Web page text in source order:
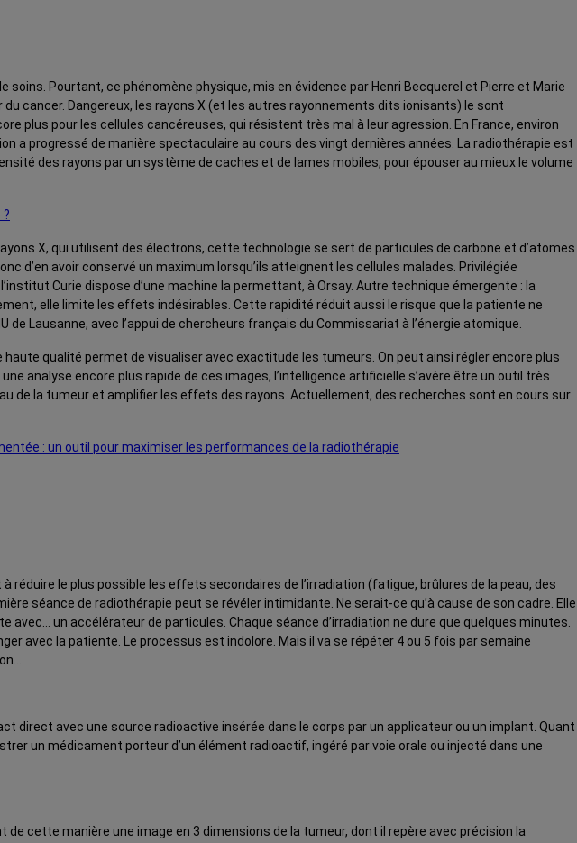
Pourtant, ce phénomène physique, mis en évidence par Henri Becquerel et Pierre et Marie
cancer. Dangereux, les rayons X (et les autres rayonnements dits ionisants) le sont
plus pour les cellules cancéreuses, qui résistent très mal à leur agression. En France, environ
a progressé de manière spectaculaire au cours des vingt dernières années. La radiothérapie est
des rayons par un système de caches et de lames mobiles, pour épouser au mieux le volume
X, qui utilisent des électrons, cette technologie se sert de particules de carbone et d’atomes
d’en avoir conservé un maximum lorsqu’ils atteignent les cellules malades. Privilégiée
Curie dispose d’une machine la permettant, à Orsay. Autre technique émergente : la
elle limite les effets indésirables. Cette rapidité réduit aussi le risque que la patiente ne
Lausanne, avec l’appui de chercheurs français du Commissariat à l’énergie atomique.
qualité permet de visualiser avec exactitude les tumeurs. On peut ainsi régler encore plus
analyse encore plus rapide de ces images, l’intelligence artificielle s’avère être un outil très
de la tumeur et amplifier les effets des rayons. Actuellement, des recherches sont en cours sur
: un outil pour maximiser les performances de la radiothérapie
le plus possible les effets secondaires de l’irradiation (fatigue, brûlures de la peau, des
séance de radiothérapie peut se révéler intimidante. Ne serait-ce qu’à cause de son cadre. Elle
un accélérateur de particules. Chaque séance d’irradiation ne dure que quelques minutes.
avec la patiente. Le processus est indolore. Mais il va se répéter 4 ou 5 fois par semaine
direct avec une source radioactive insérée dans le corps par un applicateur ou un implant. Quant
un médicament porteur d’un élément radioactif, ingéré par voie orale ou injecté dans une
cette manière une image en 3 dimensions de la tumeur, dont il repère avec précision la